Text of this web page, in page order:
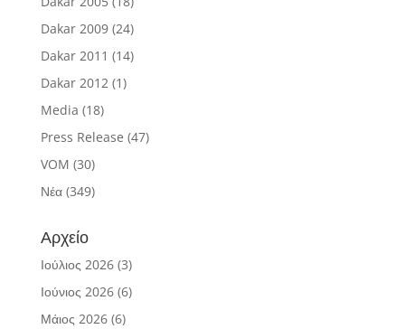
Dakar 2009(24)
Dakar 2011 (14)
Dakar 2012(1)
Media (18)
Press Release (47)
VOM (30)
Νέα(349)
Αρχείο
Ιούλιος 2026(3)
Ιούνιος 2026(6)
Μάιος 2026(6)